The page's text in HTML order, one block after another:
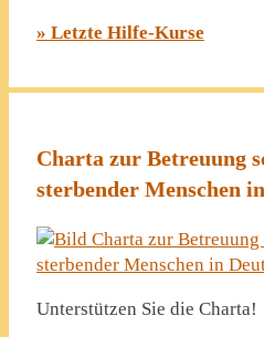
» Letzte Hilfe-Kurse
Charta zur Betreuung
sterbender Menschen
Unterstützen Sie die Charta!